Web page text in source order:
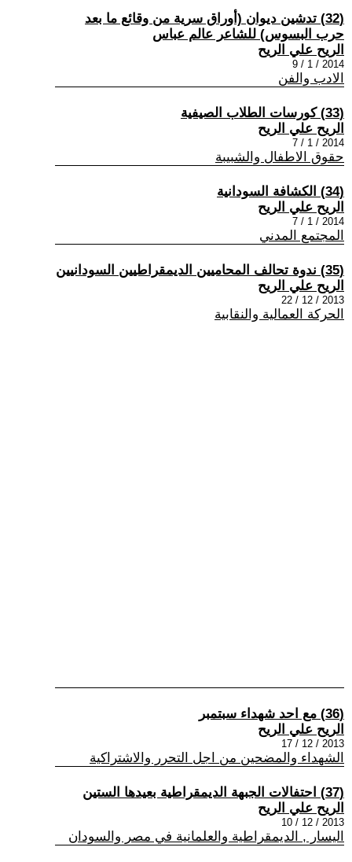
(32) تدشين ديوان (أوراق سرية من وقائع ما بعد
حرب البسوس) للشاعر عالم عباس
الريح علي الريح
2014 / 1 / 9
الادب والفن
(33) كورسات الطلاب الصيفية
الريح علي الريح
2014 / 1 / 7
حقوق الاطفال والشبيبة
(34) الكشافة السودانية
الريح علي الريح
2014 / 1 / 7
المجتمع المدني
(35) ندوة تحالف المحاميين الديمقراطيين السودانيين
الريح علي الريح
2013 / 12 / 22
الحركة العمالية والنقابية
(36) مع احد شهداء سبتمبر
الريح علي الريح
2013 / 12 / 17
الشهداء والمضحين من اجل التحرر والاشتراكية
(37) احتفالات الجبهة الديمقراطية بعيدها الستين
الريح علي الريح
2013 / 12 / 10
اليسار , الديمقراطية والعلمانية في مصر والسودان